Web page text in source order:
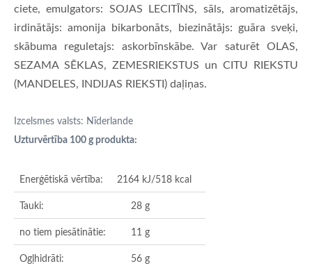
ciete, emulgators: SOJAS LECITĪNS, sāls, aromatizētājs,
irdinātājs: amonija bikarbonāts, biezinātājs: guāra sveķi,
skābuma reguletajs: askorbīnskābe. Var saturēt OLAS,
SEZAMA SĒKLAS, ZEMESRIEKSTUS un CITU RIEKSTU
(MANDELES, INDIJAS RIEKSTI) daļiņas.
Izcelsmes valsts: Nīderlande
Uzturvērtība 100 g produkta:
Enerģētiskā vērtība:
2164 kJ/518 kcal
Tauki:
28 g
no tiem piesātinātie:
11 g
Ogļhidrāti:
56 g